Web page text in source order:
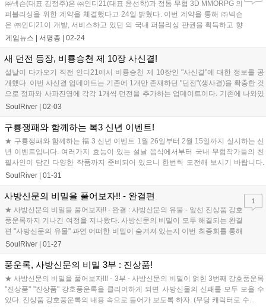
㈜넥슨(대표 김정주)은 ㈜인디21(대표 윤선학)과 정통 무협 3D MMORPG 의
퍼블리싱을 위한 계약을 체결했다고 24일 밝혔다. 이번 계약을 통해 ㈜넥슨
은 ㈜인디21이 개발, 서비스하고 있던 의 국내 퍼블리싱 판권을 획득하고 향
후 마케팅, 홍보 활동을 포함한 게임 제반 서비...
게임뉴스 | 서명종 02-24
새 던전 등장, 비룡승천 제 10장 사신결!
설날이 다가오기 직전 인디21에서 비룡승천 제 10장인 "사신결"에 대한 정보를 공
개했다. 이번 사신결 업데이트는 기존에 1개만 존재하던 "던전"(생사결)을 확충한 것
으로 정파와 사파진영에 각각 1개씩 던전을 추가하는 업데이트이다. 기존에 나와있
던 ...
SoulRiver 02-03
구룡쟁패와 함께하는 복3 신년 이벤트!
★ 구룡쟁패와 함께하는 福 3 신년 이벤트 1월 26일부터 2월 15일까지 실시하는 신
년 이벤트입니다. 여러가지 효능이 있는 설날 음식에서부터 국내 무협작가들의 친
필사인이 담긴 다양한 작품까지 준비되어 있으니 한번씩 도전해 보시기 바랍니다.
구룡쟁패...
SoulRiver 01-31
사방신문의 비밀을 풀어보자!! - 완결편
★ 사방신문의 비밀을 풀어보자!! - 완결 : 사방신문의 유물 - 앞선 진상품 강호
풍운록까지 기나긴 여정을 지나왔다. 사방신문의 비밀이 모두 해결되는 완결
편 "사방신문의 유물" 과연 어떠한 비밀이 숨겨져 있는지 이번 최종회를 통해
서 알아보도록 하자. ...
SoulRiver 01-27
1
풍운록, 사방신문의 비밀 3부 : 진상품!
★ 사방신문의 비밀을 풀어보자!!! - 3부 - 사방신문의 비밀이 얽힌 3번째 강호풍운록
"진상품" "진상품" 강호풍운록을 클리어하게 되면 사방신물의 신패를 모두 모을 수
있다. 진상품 강호풍운록의 내용 속으로 들어가 보도록 하자. (무당 캐릭터로 수...